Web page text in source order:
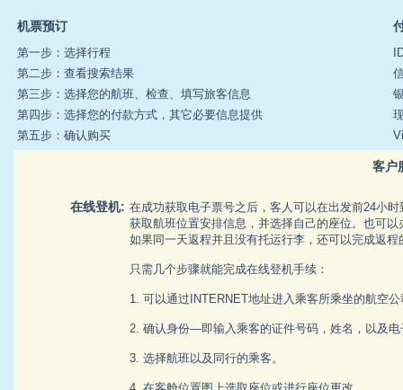
机票预订
第一步：选择行程
第二步：查看搜索结果
第三步：选择您的航班、检查、填写旅客信息
第四步：选择您的付款方式，其它必要信息提供
第五步：确认购买
客户
在线登机: 在成功获取电子票号之后，客人可以在出发前24小
获取航班位置安排信息，并选择自己的座位。也可
如果同一天返程并且没有托运行李，还可以完成返程
只需几个步骤就能完成在线登机手续：
1. 可以通过INTERNET地址进入乘客所乘坐的航空
2. 确认身份—即输入乘客的证件号码，姓名，以及
3. 选择航班以及同行的乘客。